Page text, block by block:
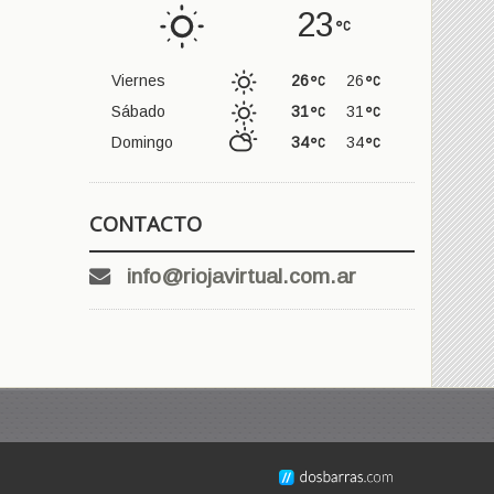
23
Viernes 26
26
Sábado
31
31
Domingo
34
34
CONTACTO
info@riojavirtual.com.ar